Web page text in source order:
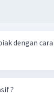
dengan
?